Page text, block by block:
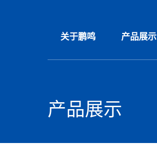
关于鹏鸣 产品展示
产品展示